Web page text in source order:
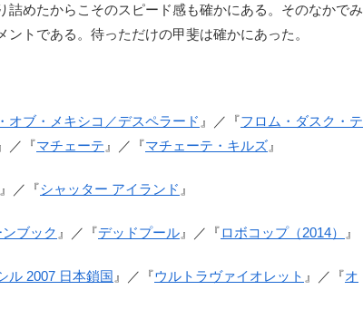
めたからこそのスピード感も確かにある。そのなかでみ
トである。待っただけの甲斐は確かにあった。
オブ・メキシコ／デスペラード 』／『フロム・ダスク・テ
』／『マチェーテ 』／『マチェーテ・キルズ 』
』／『シャッター アイランド 』
ブック 』／『デッドプール 』／『ロボコップ（2014） 』
ル 2007 日本鎖国 』／『ウルトラヴァイオレット 』／『オ